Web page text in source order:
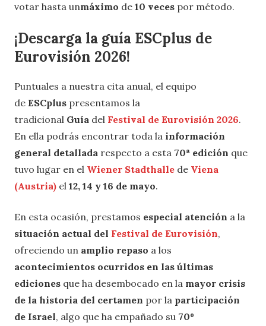
votar hasta unmáximo de 10 veces por método.
¡Descarga la guía ESCplus de
Eurovisión 2026!
Puntuales a nuestra cita anual, el equipo
de ESCplus presentamos la
tradicional Guía del Festival de Eurovisión 2026.
En ella podrás encontrar toda la información
general detallada respecto a esta 70ª edición que
tuvo lugar en el Wiener Stadthalle de Viena
(Austria) el 12, 14 y 16 de mayo.
En esta ocasión, prestamos especial atención a la
situación actual del Festival de Eurovisión,
ofreciendo un amplio repaso a los
acontecimientos ocurridos en las últimas
ediciones que ha desembocado en la mayor crisis
de la historia del certamen por la participación
de Israel, algo que ha empañado su 70º